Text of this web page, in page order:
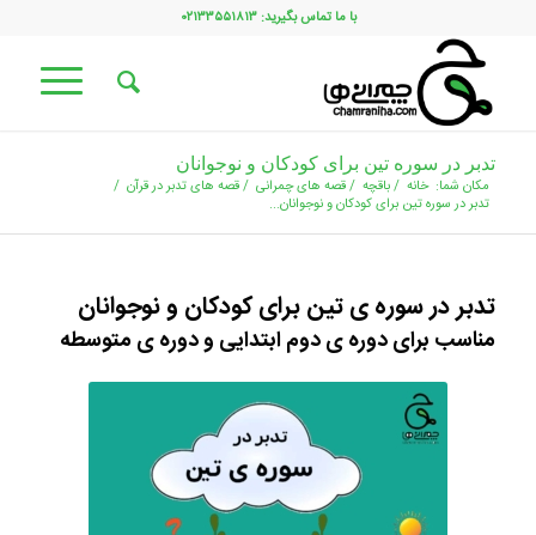
با ما تماس بگیرید: ۰۲۱۳۳۵۵۱۸۱۳
تدبر در سوره تین برای کودکان و نوجوانان
مکان شما: خانه /باقچه /قصه های چمرانی /قصه های تدبر در قرآن /
تدبر در سوره تین برای کودکان و نوجوانان...
تدبر در سوره ی تین برای کودکان و نوجوانان
مناسب برای دوره ی دوم ابتدایی و دوره ی متوسطه